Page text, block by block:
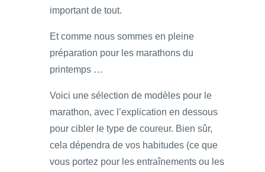
important de tout.
Et comme nous sommes en pleine
préparation pour les marathons du
printemps …
Voici une sélection de modèles pour le
marathon, avec l’explication en dessous
pour cibler le type de coureur. Bien sûr,
cela dépendra de vos habitudes (ce que
vous portez pour les entraînements ou les